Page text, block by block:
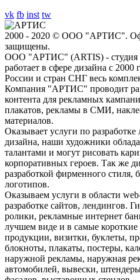
vk fb inst tw
2000 - 2020 © ООО "АРТИС".
защищены.
ООО "АРТИС" (ARTIS) - студия
работает в сфере дизайна с 2000
России и стран СНГ весь
Компания "АРТИС" проводит
контента для рекламных
плакатов, рекламы в СМИ,
материалов.
Оказывает услуги по
дизайна, наши художники
талантами и могут рисовать
корпоративных героев. Так же
разработкой фирменного стиля,
логотипов.
Оказываем услуги в области
разработке сайтов, лендингов.
ролики, рекламные интернет
лучшем виде и в самые
продукции, визитки, буклеты,
блокноты, плакаты, постеры,
наружной рекламы, наружная
автомобилей, вывески,